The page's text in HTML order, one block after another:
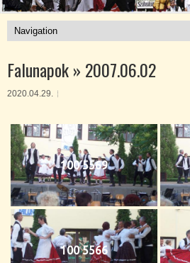
Falunapok » 2007.06.02
2020.04.29.
100 5569
100 5566